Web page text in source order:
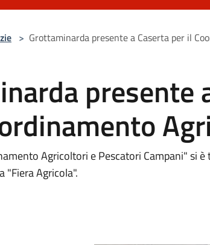
> Grottaminarda presente a Caserta per il
presente
Agricoltori e Pescatori Campani" si
"Fiera Agricola".